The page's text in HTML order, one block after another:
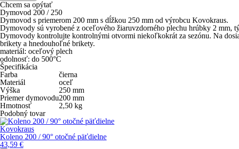
Chcem sa opýtať
Dymovod 200 / 250
Dymovod s priemerom 200 mm s dĺžkou 250 mm od výrobcu Kovokraus.
Dymovody sú vyrobené z oceľového žiaruvzdorného plechu hrúbky 2 mm,
Dymovody kontrolujte kontrolnými otvormi niekoľkokrát za sezónu. Na
brikety a hnedouhoľné brikety.
materiál: oceľový plech
odolnosť: do 500°C
Špecifikácia
Farba
čierna
Materiál
oceľ
Výška
250 mm
Priemer dymovodu200 mm
Hmotnosť
2,50 kg
Podobný tovar
Kovokraus
Koleno 200 / 90° otočné päťdielne
43,59 €